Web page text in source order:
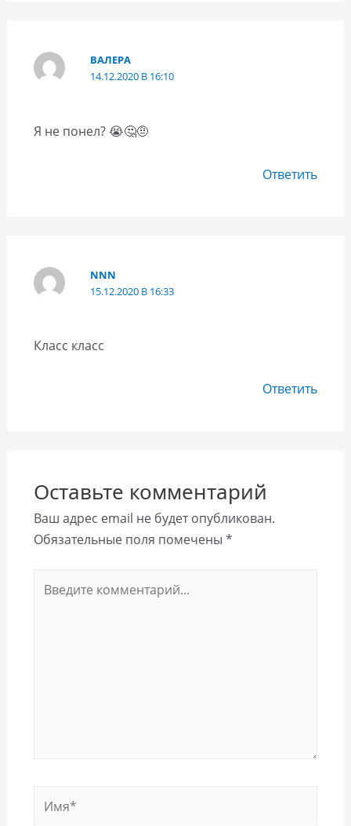
ВАЛЕРА
14.12.2020 В 16:10
Я не понел? 😭🤔🤨
Ответить
NNN
15.12.2020 В 16:33
Класс класс
Ответить
Оставьте комментарий
Ваш адрес email не будет опубликован.
Обязательные поля помечены *
комментарий...